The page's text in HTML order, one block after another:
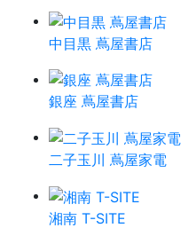
中目黒 蔦屋書店
銀座 蔦屋書店
二子玉川 蔦屋家電
湘南 T-SITE